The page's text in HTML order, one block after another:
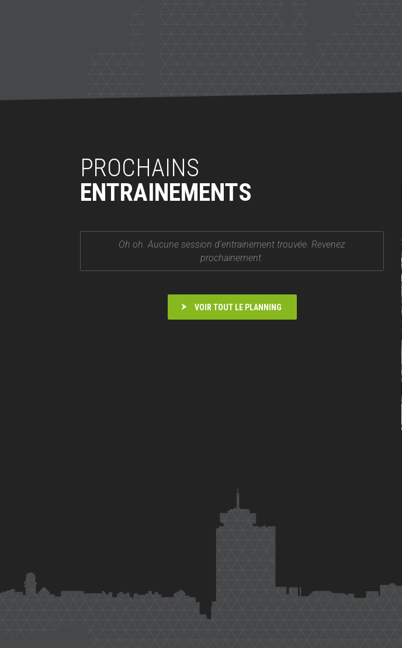
PROCHAINS
ENTRAINEMENTS
Oh oh. Aucune session d'entrainement trouvée. Revenez
prochainement.
VOIR TOUT LE PLANNING